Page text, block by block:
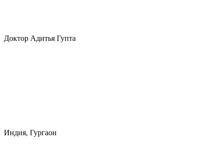
Доктор Адитья Гупта
Индия, Гургаон